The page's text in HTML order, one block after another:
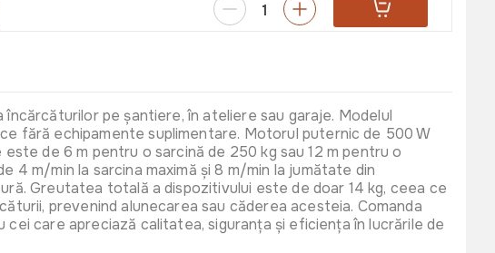
Casca cu viziera protectie
din plasa si antifoane Micul
Fermier
GF-1323
475 lei
pe șantiere, în ateliere sau garaje. Modelul
fără echipamente suplimentare. Motorul puternic de 500 W
de 6 m pentru o sarcină de 250 kg sau 12 m pentru o
m/min la sarcina maximă și 8 m/min la jumătate din
Greutatea totală a dispozitivului este de doar 14 kg, ceea ce
prevenind alunecarea sau căderea acesteia. Comanda
care apreciază calitatea, siguranța și eficiența în lucrările de